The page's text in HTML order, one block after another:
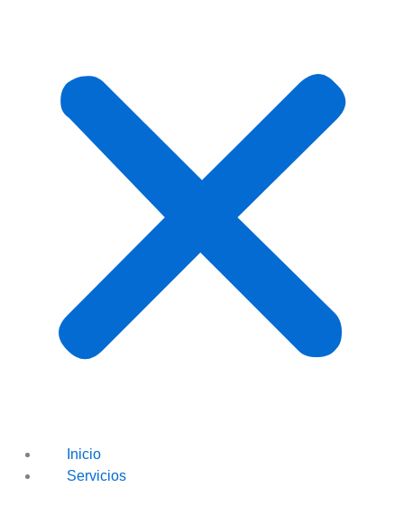
Inicio
Servicios